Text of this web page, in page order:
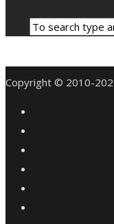
Copyright © 2010-